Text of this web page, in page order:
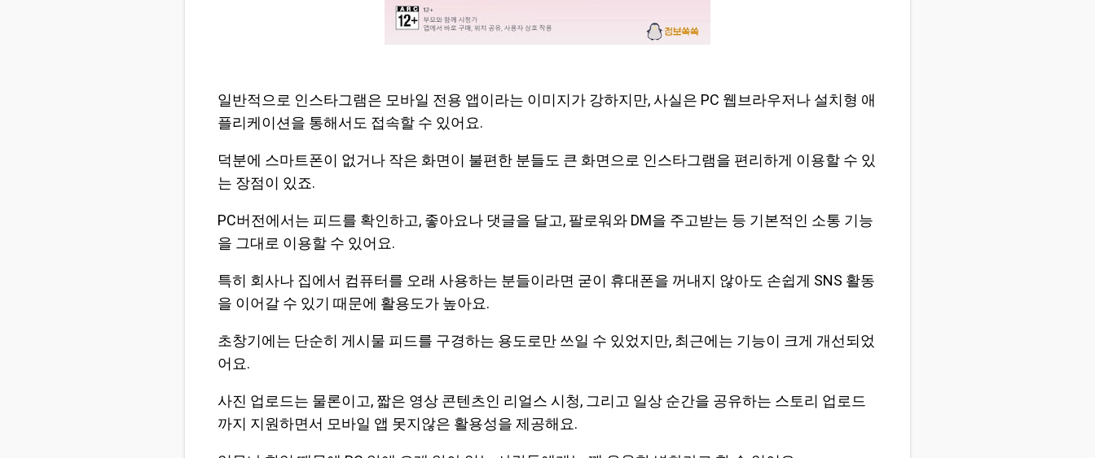
일반적으로 인스타그램은 모바일 전용 앱이라는 이미지가 강하지만, 사실은 PC 웹브라우저나 설치형 애
플리케이션을 통해서도 접속할 수 있어요.
덕분에 스마트폰이 없거나 작은 화면이 불편한 분들도 큰 화면으로 인스타그램을 편리하게 이용할 수 있
는 장점이 있죠.
PC버전에서는 피드를 확인하고, 좋아요나 댓글을 달고, 팔로워와 DM을 주고받는 등 기본적인 소통 기능
을 그대로 이용할 수 있어요.
특히 회사나 집에서 컴퓨터를 오래 사용하는 분들이라면 굳이 휴대폰을 꺼내지 않아도 손쉽게 SNS 활동
을 이어갈 수 있기 때문에 활용도가 높아요.
초창기에는 단순히 게시물 피드를 구경하는 용도로만 쓰일 수 있었지만, 최근에는 기능이 크게 개선되었
어요.
사진 업로드는 물론이고, 짧은 영상 콘텐츠인 리얼스 시청, 그리고 일상 순간을 공유하는 스토리 업로드
까지 지원하면서 모바일 앱 못지않은 활용성을 제공해요.